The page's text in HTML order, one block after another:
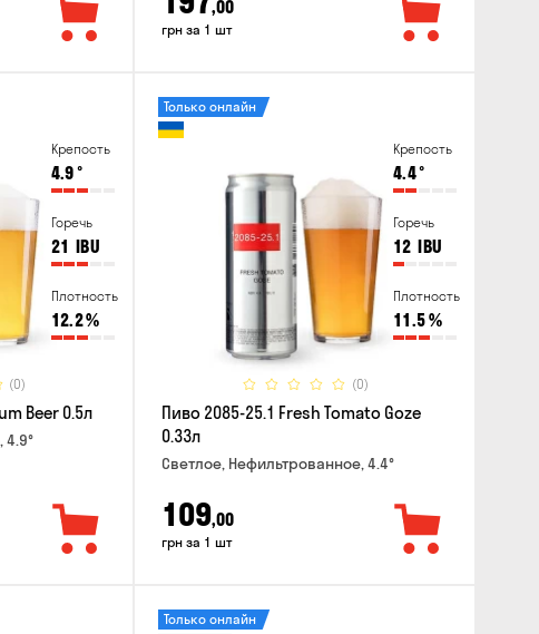
,00
грн за 1 шт
Крепость
4.9°
Горечь
21 IBU
Плотность
12.2%
(0)
Beer 0.5л
4.9°
Крепость
4.4°
Горечь
12 IBU
Плотность
11.5%
(0)
Только онлайн
Пиво 2085-25.1 Fresh Tomato Goze
0.33л
Светлое, Нефильтрованное, 4.4°
109,00
грн за 1 шт
Только онлайн